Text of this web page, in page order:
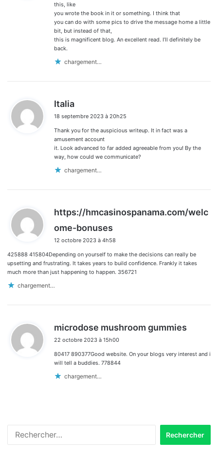
this, like
you wrote the book in it or something. I think that
you can do with some pics to drive the message home a little
bit, but instead of that,
this is magnificent blog. An excellent read. I’ll definitely be
back.
chargement…
Italia
t
:
18 septembre 2023 à 20h25
Thank you for the auspicious writeup. It in fact was a
amusement account
it. Look advanced to far added agreeable from you! By the
way, how could we communicate?
chargement…
https://hmcasinospanama.com/welc
ome-bonuses
t
12 octobre 2023 à 4h58
425888 415804Depending on yourself to make the decisions can really be
upsetting and frustrating. It takes years to build confidence. Frankly it takes
much more than just happening to happen. 356721
chargement…
microdose mushroom gummies
22 octobre 2023 à 15h00
80417 890377Good website. On your blogs very interest and i
will tell a buddies. 778844
chargement…